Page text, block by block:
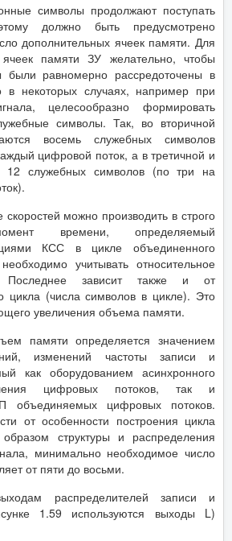
символы продолжают поступать
должно быть предусмотрено
дополнительных ячеек памяти. Для
памяти ЗУ желательно, чтобы
были равномерно рассредоточены в
в некоторых случаях, например при
целесообразно формировать
символы. Так, во вторичной
восемь служебных символов
цифровой поток, а в третичной и
служебных символов (по три на
скоростей можно производить в строго
времени, определяемый
КСС в цикле объединенного
учитывать относительное
Последнее зависит также и от
цикла (числа символов в цикле). Это
увеличения объема памяти.
памяти определяется значением
изменений частоты записи и
как оборудованием асинхронного
цифровых потоков, так и
объединяемых цифровых потоков.
от особенности построения цикла
структуры и распределения
минимально необходимое число
от пяти до восьми.
распределителей записи и
1.59 используются выходы L)